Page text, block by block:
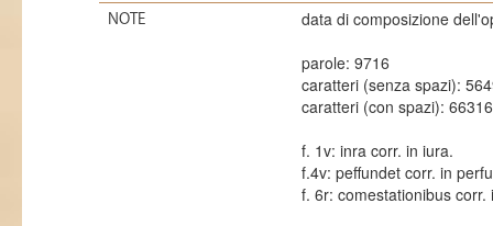
NOTE
data di composizione
parole: 9716
caratteri (senza spazi):
caratteri (con spazi): 66316
f. 1v: inra corr. in iura.
f.4v: peffundet corr. in
f. 6r: comestationibus